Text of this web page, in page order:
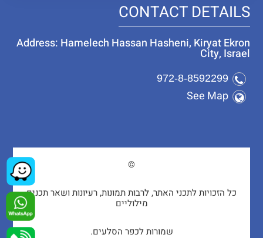
CONTACT DETAILS
Address: Hamelech Hassan Hasheni, Kiryat Ekron
City, Israel
972-8-8592299
See Map
©
כל הזכויות לתכני האתר, לרבות תמונות, רעיונות ושאר תכנים
מילוליים
שמורות לכפר הסלעים.